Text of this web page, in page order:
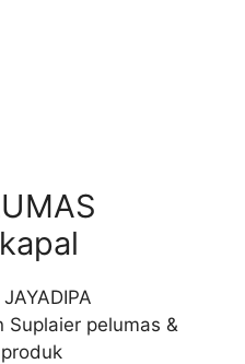
Suplaier pelumas &